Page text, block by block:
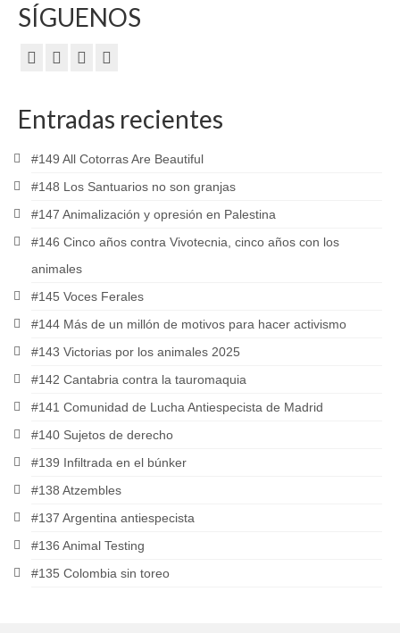
SÍGUENOS
Entradas recientes
#149 All Cotorras Are Beautiful
#148 Los Santuarios no son granjas
#147 Animalización y opresión en Palestina
#146 Cinco años contra Vivotecnia, cinco años con los
animales
#145 Voces Ferales
#144 Más de un millón de motivos para hacer activismo
#143 Victorias por los animales 2025
#142 Cantabria contra la tauromaquia
#141 Comunidad de Lucha Antiespecista de Madrid
#140 Sujetos de derecho
#139 Infiltrada en el búnker
#138 Atzembles
#137 Argentina antiespecista
#136 Animal Testing
#135 Colombia sin toreo